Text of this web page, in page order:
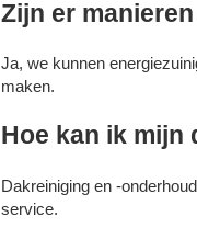
Zijn er
Ja, we kunnen
maken.
Hoe kan ik mijn
Dakreiniging en -
service.